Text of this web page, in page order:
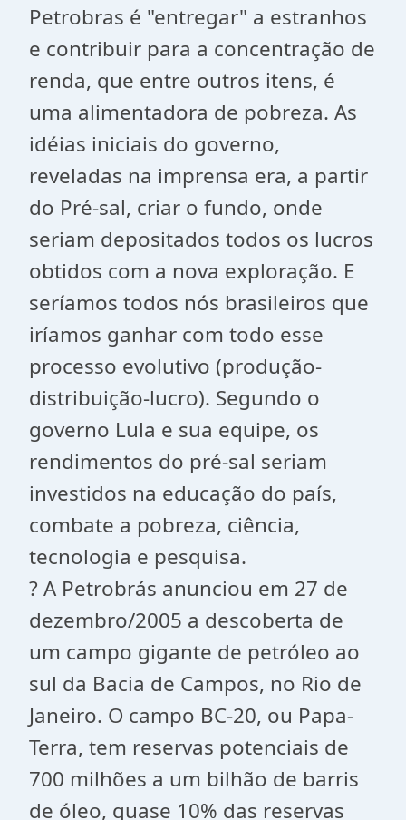
Petrobras é "entregar" a estranhos
e contribuir para a concentração de
renda, que entre outros itens, é
uma alimentadora de pobreza. As
idéias iniciais do governo,
reveladas na imprensa era, a partir
do Pré-sal, criar o fundo, onde
seriam depositados todos os lucros
obtidos com a nova exploração. E
seríamos todos nós brasileiros que
iríamos ganhar com todo esse
processo evolutivo (produção-
distribuição-lucro). Segundo o
governo Lula e sua equipe, os
rendimentos do pré-sal seriam
investidos na educação do país,
combate a pobreza, ciência,
tecnologia e pesquisa.
? A Petrobrás anunciou em 27 de
dezembro/2005 a descoberta de
um campo gigante de petróleo ao
sul da Bacia de Campos, no Rio de
Janeiro. O campo BC-20, ou Papa-
Terra, tem reservas potenciais de
700 milhões a um bilhão de barris
de óleo, quase 10% das reservas